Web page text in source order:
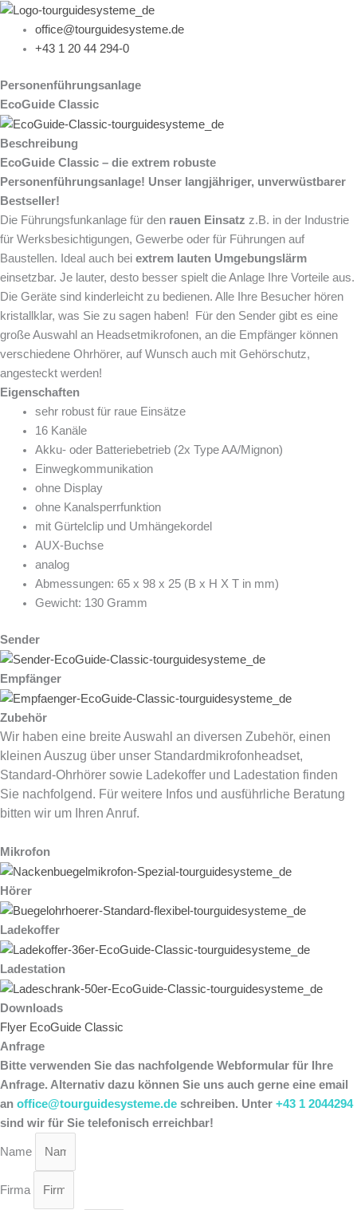
Zum
Inhalt
springen
office@tourguidesysteme.de
+43 1 20 44 294-0
Personenführungsanlage
EcoGuide Classic
Beschreibung
EcoGuide Classic – die extrem robuste
Personenführungsanlage! Unser langjähriger, unverwüstbarer
Bestseller!
Die Führungsfunkanlage für den rauen Einsatz z.B. in der Industrie
für Werksbesichtigungen, Gewerbe oder für Führungen auf
Baustellen. Ideal auch bei extrem lauten Umgebungslärm
einsetzbar. Je lauter, desto besser spielt die Anlage Ihre Vorteile aus.
Die Geräte sind kinderleicht zu bedienen. Alle Ihre Besucher hören
kristallklar, was Sie zu sagen haben! Für den Sender gibt es eine
große Auswahl an Headsetmikrofonen, an die Empfänger können
verschiedene Ohrhörer, auf Wunsch auch mit Gehörschutz,
angesteckt werden!
Eigenschaften
sehr robust für raue Einsätze
16 Kanäle
Akku- oder Batteriebetrieb (2x Type AA/Mignon)
Einwegkommunikation
ohne Display
ohne Kanalsperrfunktion
mit Gürtelclip und Umhängekordel
AUX-Buchse
analog
Abmessungen: 65 x 98 x 25 (B x H X T in mm)
Gewicht: 130 Gramm
Sender
Empfänger
Zubehör
Wir haben eine breite Auswahl an diversen Zubehör, einen
kleinen Auszug über unser Standardmikrofonheadset,
Standard-Ohrhörer sowie Ladekoffer und Ladestation finden
Sie nachfolgend. Für weitere Infos und ausführliche Beratung
bitten wir um Ihren Anruf.
Mikrofon
Hörer
Ladekoffer
Ladestation
Downloads
Flyer EcoGuide Classic
Anfrage
Bitte verwenden Sie das nachfolgende Webformular für Ihre
Anfrage. Alternativ dazu können Sie uns auch gerne eine email
an office@tourguidesysteme.de schreiben. Unter +43 1 2044294
sind wir für Sie telefonisch erreichbar!
Name
Firma